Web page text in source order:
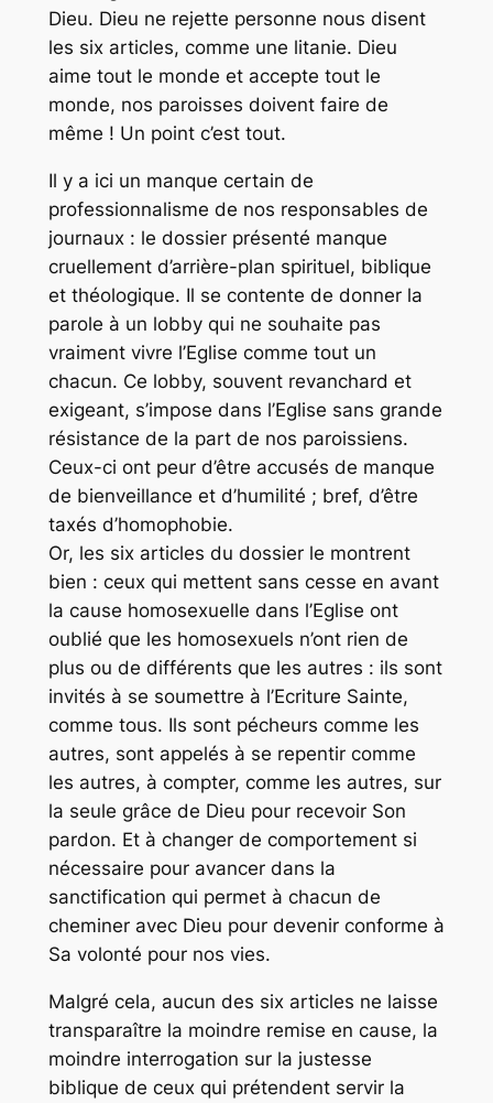
Dieu. Dieu ne rejette personne nous disent
les six articles, comme une litanie. Dieu
aime tout le monde et accepte tout le
monde, nos paroisses doivent faire de
même ! Un point c’est tout.
Il y a ici un manque certain de
professionnalisme de nos responsables de
journaux : le dossier présenté manque
cruellement d’arrière-plan spirituel, biblique
et théologique. Il se contente de donner la
parole à un lobby qui ne souhaite pas
vraiment vivre l’Eglise comme tout un
chacun. Ce lobby, souvent revanchard et
exigeant, s’impose dans l’Eglise sans grande
résistance de la part de nos paroissiens.
Ceux-ci ont peur d’être accusés de manque
de bienveillance et d’humilité ; bref, d’être
taxés d’homophobie.
Or, les six articles du dossier le montrent
bien : ceux qui mettent sans cesse en avant
la cause homosexuelle dans l’Eglise ont
oublié que les homosexuels n’ont rien de
plus ou de différents que les autres : ils sont
invités à se soumettre à l’Ecriture Sainte,
comme tous. Ils sont pécheurs comme les
autres, sont appelés à se repentir comme
les autres, à compter, comme les autres, sur
la seule grâce de Dieu pour recevoir Son
pardon. Et à changer de comportement si
nécessaire pour avancer dans la
sanctification qui permet à chacun de
cheminer avec Dieu pour devenir conforme à
Sa volonté pour nos vies.
Malgré cela, aucun des six articles ne laisse
transparaître la moindre remise en cause, la
moindre interrogation sur la justesse
biblique de ceux qui prétendent servir la